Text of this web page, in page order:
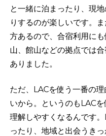
と一緒に泊まったり、現
りするのが楽しいです。
方あるので、合宿利用に
山、館山などの拠点では
ありました。
ただ、LACを使う一番の
いから。というのもLAC
理解しやすくなるんです
ったり、地域と出会うき